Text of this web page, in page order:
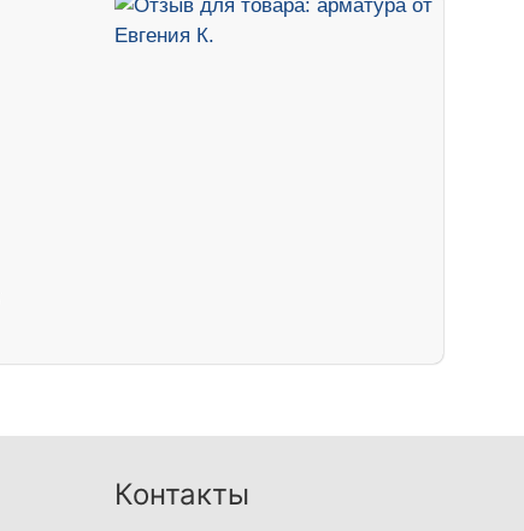
Контакты